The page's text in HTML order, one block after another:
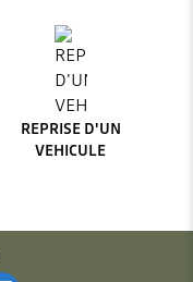
REPRISE D'UN
VEHICULE